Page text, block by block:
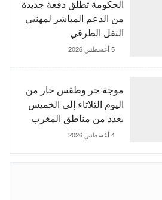
الحكومة تطلق دفعة جديدة
من الدعم المباشر لمهنيي
النقل الطرقي
5 أغسطس 2026
موجة حر وطقس حار من
اليوم الثلاثاء إلى الخميس
بعدد من مناطق المغرب
4 أغسطس 2026